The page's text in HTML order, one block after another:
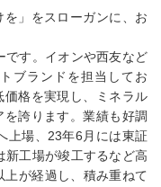
」をスローガンに、お
です。イオンや西友など
ブランドを担当してお
価格を実現し、ミネラル
誇ります。業績も好調
上場、23年6月には東証
新工場が竣工するなど高
が経過し、積み重ねて